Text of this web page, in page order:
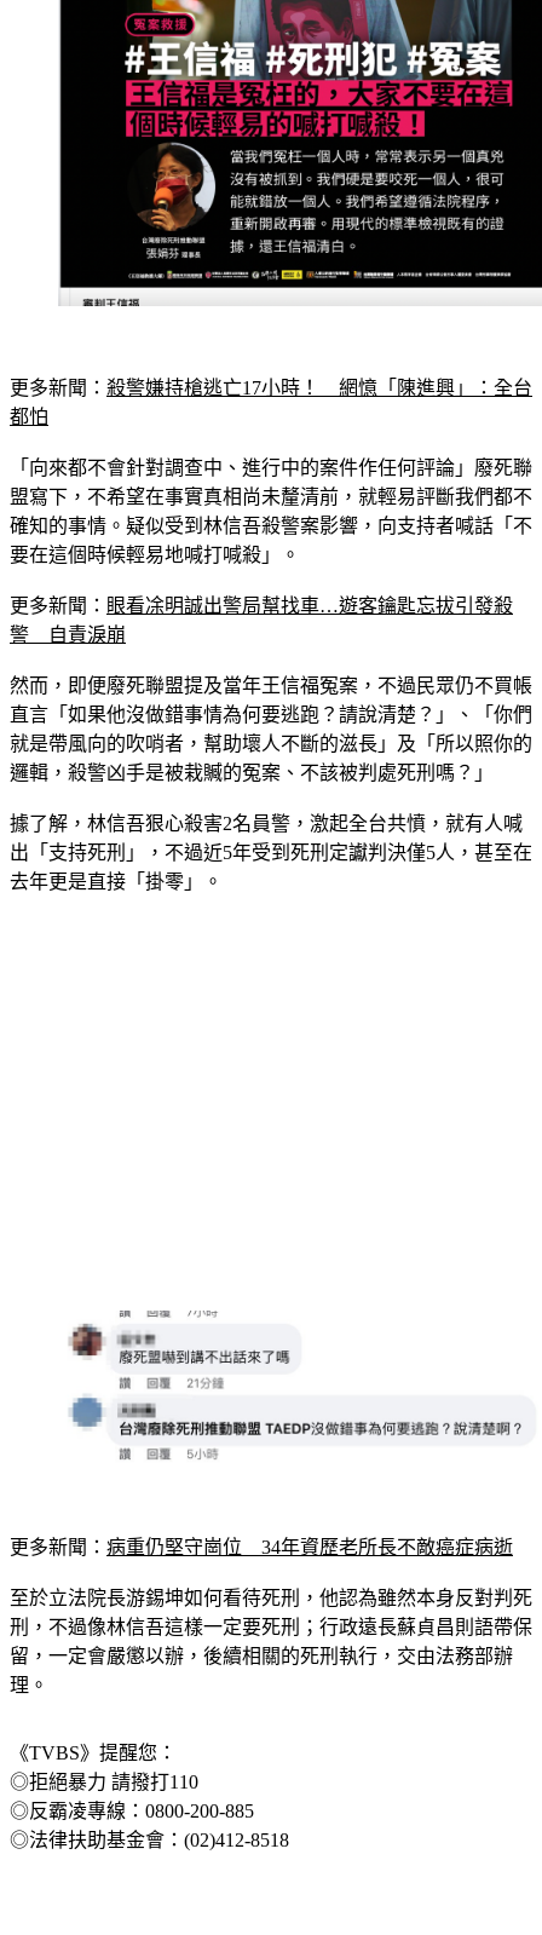
更多新聞： 殺警嫌持槍逃亡17小時！　網憶「陳進興」：全台
都怕
「向來都不會針對調查中、進行中的案件作任何評論」廢死聯
盟寫下，不希望在事實真相尚未釐清前，就輕易評斷我們都不
確知的事情。疑似受到林信吾殺警案影響，向支持者喊話「不
要在這個時候輕易地喊打喊殺」。
更多新聞： 眼看凃明誠出警局幫找車…遊客鑰匙忘拔引發殺
警　自責淚崩
然而，即便廢死聯盟提及當年王信福冤案，不過民眾仍不買帳
直言「如果他沒做錯事情為何要逃跑？請說清楚？」、「你們
就是帶風向的吹哨者，幫助壞人不斷的滋長」及「所以照你的
邏輯，殺警凶手是被栽贓的冤案、不該被判處死刑嗎？」
據了解，林信吾狠心殺害2名員警，激起全台共憤，就有人喊
出「支持死刑」，不過近5年受到死刑定讞判決僅5人，甚至在
去年更是直接「掛零」。
更多新聞： 病重仍堅守崗位　34年資歷老所長不敵癌症病逝
至於立法院長游錫坤如何看待死刑，他認為雖然本身反對判死
刑，不過像林信吾這樣一定要死刑；行政遠長蘇貞昌則語帶保
留，一定會嚴懲以辦，後續相關的死刑執行，交由法務部辦
理。
《TVBS》提醒您：
◎拒絕暴力 請撥打110
◎反霸凌專線：0800-200-885
◎法律扶助基金會：(02)412-8518